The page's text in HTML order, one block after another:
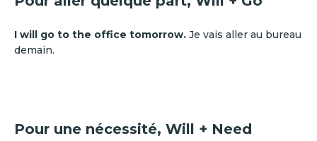
I will go to the office tomorrow. Je vais aller au bureau
demain.
Pour une nécessité, Will + Need